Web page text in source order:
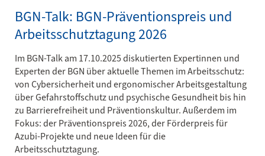
BGN-Talk: BGN-Präventionspreis und
Arbeitsschutztagung 2026
Im BGN-Talk am 17.10.2025 diskutierten Expertinnen und
Experten der BGN über aktuelle Themen im Arbeitsschutz:
von Cybersicherheit und ergonomischer Arbeitsgestaltung
über Gefahrstoffschutz und psychische Gesundheit bis hin
zu Barrierefreiheit und Präventionskultur. Außerdem im
Fokus: der Präventionspreis 2026, der Förderpreis für
Azubi-Projekte und neue Ideen für die
Arbeitsschutztagung.